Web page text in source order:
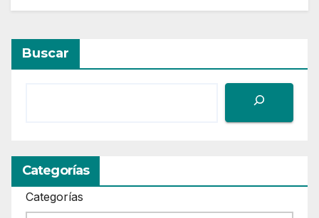
Buscar
Categorías
Categorías